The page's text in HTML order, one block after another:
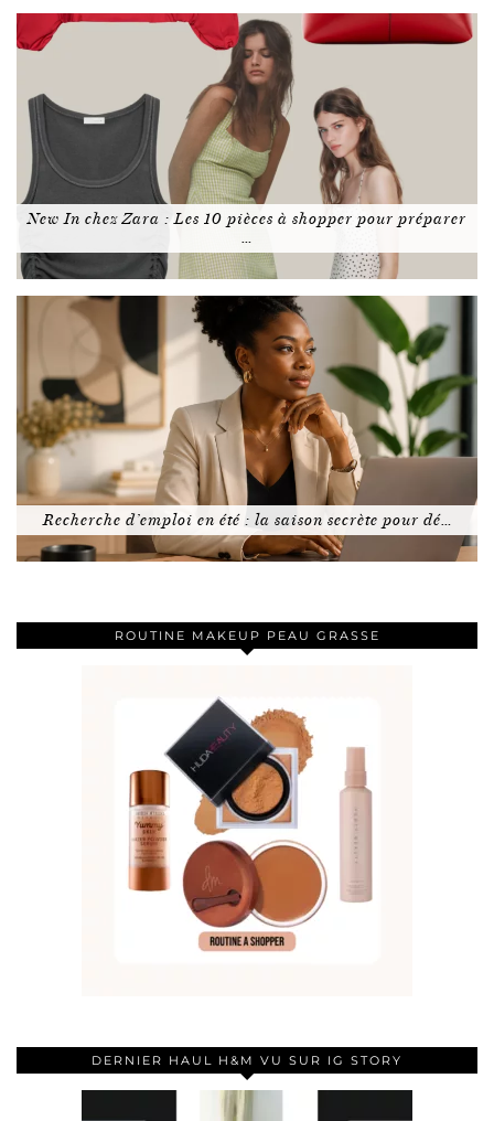
New In chez Zara : Les 10 pièces à shopper pour préparer
…
Recherche d’emploi en été : la saison secrète pour dé…
ROUTINE MAKEUP PEAU GRASSE
DERNIER HAUL H&M VU SUR IG STORY